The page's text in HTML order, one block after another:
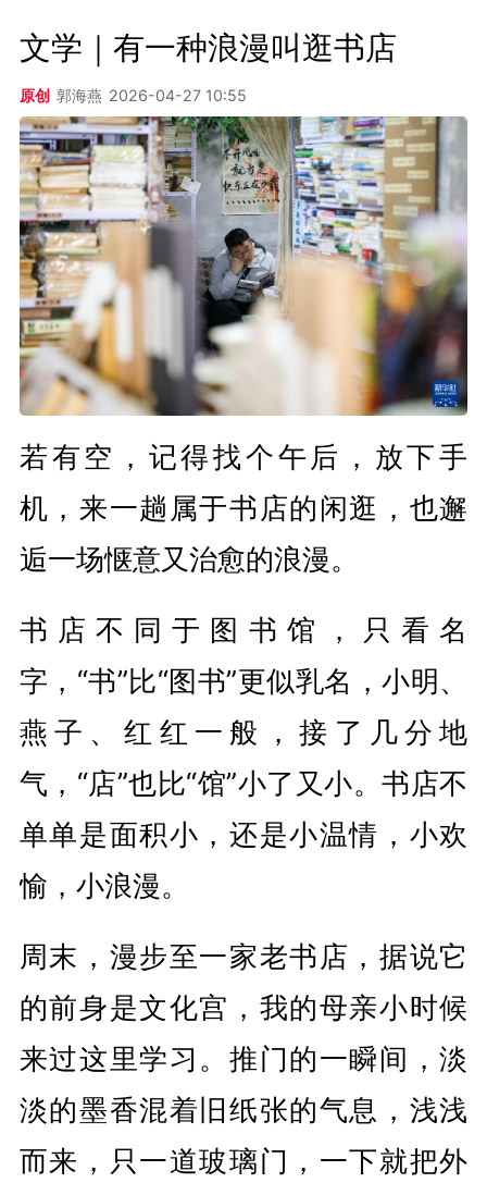
文学｜有一种浪漫叫逛书店
原创 郭海燕 2026-04-27 10:55
若有空，记得找个午后，放下手
机，来一趟属于书店的闲逛，也邂
逅一场惬意又治愈的浪漫。
书店不同于图书馆，只看名
字，“书”比“图书”更似乳名，小明、
燕子、红红一般，接了几分地
气，“店”也比“馆”小了又小。书店不
单单是面积小，还是小温情，小欢
愉，小浪漫。
周末，漫步至一家老书店，据说它
的前身是文化宫，我的母亲小时候
来过这里学习。推门的一瞬间，淡
淡的墨香混着旧纸张的气息，浅浅
而来，只一道玻璃门，一下就把外